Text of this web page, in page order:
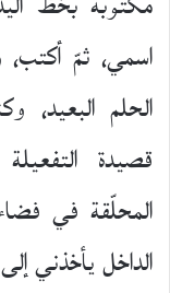
اسمي، ثمّ
الحلم
قصيدة
المحلّقة في
الداخل يأخذني